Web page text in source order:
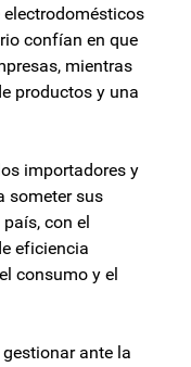
confían en que
mientras
productos y una
importadores y
someter sus
con el
eficiencia
consumo y el
ante la